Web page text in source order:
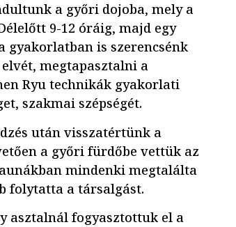
a győri dojoba, mely a
9-12 óráig, majd egy
gyakorlatban is szerencsénk
megtapasztalni a
Ryu technikák gyakorlati
szakmai szépségét.
után visszatértünk a
a győri fürdőbe vettük az
mindenki megtalálta
folytatta a társalgást.
asztalnál fogyasztottuk el a